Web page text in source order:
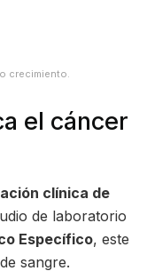
crecimiento.
el cáncer
clínica de
de laboratorio
Específico, este
sangre.